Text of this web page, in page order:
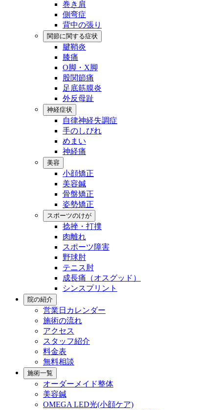
巻き肩
側弯症
背中の張り
関節に関する症状
腱鞘炎
膝痛
O脚・X脚
股関節痛
足底筋膜炎
外反母趾
神経症状
自律神経失調症
手のしびれ
めまい
神経痛
美容
小顔矯正
美容鍼
骨盤矯正
姿勢矯正
スポーツのけが
捻挫・打撲
肉離れ
スポーツ障害
野球肘
テニス肘
成長痛（オスグッド）
シンスプリント
院の紹介
営業日カレンダー
施術の流れ
アクセス
スタッフ紹介
料金表
無料相談
施術一覧
オーダーメイド整体
美容鍼
OMEGA LED光(小顔ケア)